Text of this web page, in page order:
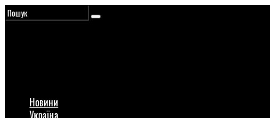
Новини
Україна